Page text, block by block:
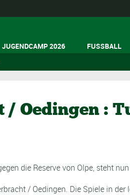
JUGENDCAMP 2026 FUSSBALL
/ Oedingen :
die Reserve von Olpe, steht
/ Oedingen. Die Spiele in